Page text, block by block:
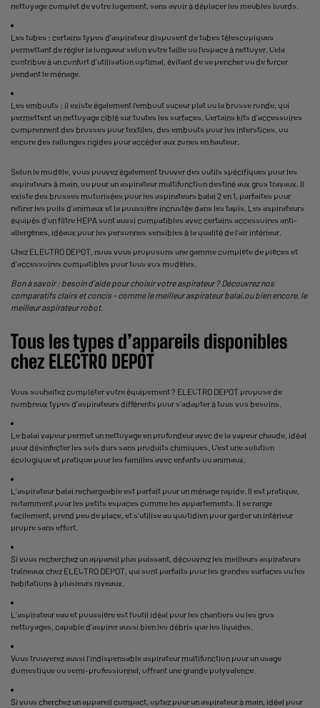
nettoyage complet de votre logement, sans avoir à déplacer les meubles lourds.
Les tubes : certains types d'aspirateur disposent de tubes télescopiques
permettant de régler la longueur selon votre taille ou l’espace à nettoyer. Cela
contribue à un confort d’utilisation optimal, évitant de se pencher ou de forcer
pendant le ménage.
Les embouts : il existe également l’embout suceur plat ou la brosse ronde, qui
permettent un nettoyage ciblé sur toutes les surfaces. Certains kits d’accessoires
comprennent des brosses pour textiles, des embouts pour les interstices, ou
encore des rallonges rigides pour accéder aux zones en hauteur.
Selon le modèle, vous pouvez également trouver des outils spécifiques pour les
aspirateurs à main, ou pour un aspirateur multifonction destiné aux gros travaux. Il
existe des brosses motorisées pour les aspirateurs balai 2 en 1, parfaites pour
retirer les poils d’animaux et la poussière incrustée dans les tapis. Les aspirateurs
équipés d’un filtre HEPA sont aussi compatibles avec certains accessoires anti-
allergènes, idéaux pour les personnes sensibles à la qualité de l’air intérieur.
Chez ELECTRO DEPOT, nous vous proposons une gamme complète de pièces et
d’accessoires compatibles pour tous vos modèles.
Bon à savoir : besoin d’aide pourchoisir votre aspirateur? Découvrez nos
comparatifs clairs et concis - comme lemeilleur aspirateur balai,ou bien encore, le
meilleur aspirateur robot.
Tous les types d’appareils disponibles
chez ELECTRO DEPOT
Vous souhaitez compléter votre équipement ? ELECTRO DEPOT propose de
nombreux types d'aspirateurs différents pour s’adapter à tous vos besoins.
Le balai vapeur permet un nettoyage en profondeur avec de la vapeur chaude, idéal
pour désinfecter les sols durs sans produits chimiques. C’est une solution
écologique et pratique pour les familles avec enfants ou animaux.
L’aspirateur balai rechargeableest parfait pour un ménage rapide. Il est pratique,
notamment pour les petits espaces comme les appartements. Il se range
facilement, prend peu de place, et s’utilise au quotidien pour garder un intérieur
propre sans effort.
Si vous recherchez un appareil plus puissant, découvrez les meilleurs aspirateurs
traîneaux chez ELECTRO DEPOT, qui sont parfaits pour les grandes surfaces ou les
habitations à plusieurs niveaux.
L’aspirateur eau et poussièreest l’outil idéal pour les chantiers ou les gros
nettoyages, capable d’aspirer aussi bien les débris que les liquides.
Vous trouverez aussi l’indispensableaspirateur multifonction pour un usage
domestique ou semi-professionnel, offrant une grande polyvalence.
Si vous cherchez un appareil compact, optez pour unaspirateur à main, idéal pour